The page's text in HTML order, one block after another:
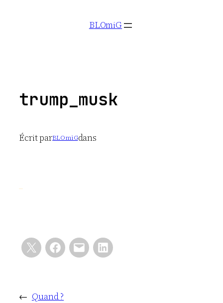
BLOmiG
trump_musk
Écrit parBLOmiGdans
← Quand ?